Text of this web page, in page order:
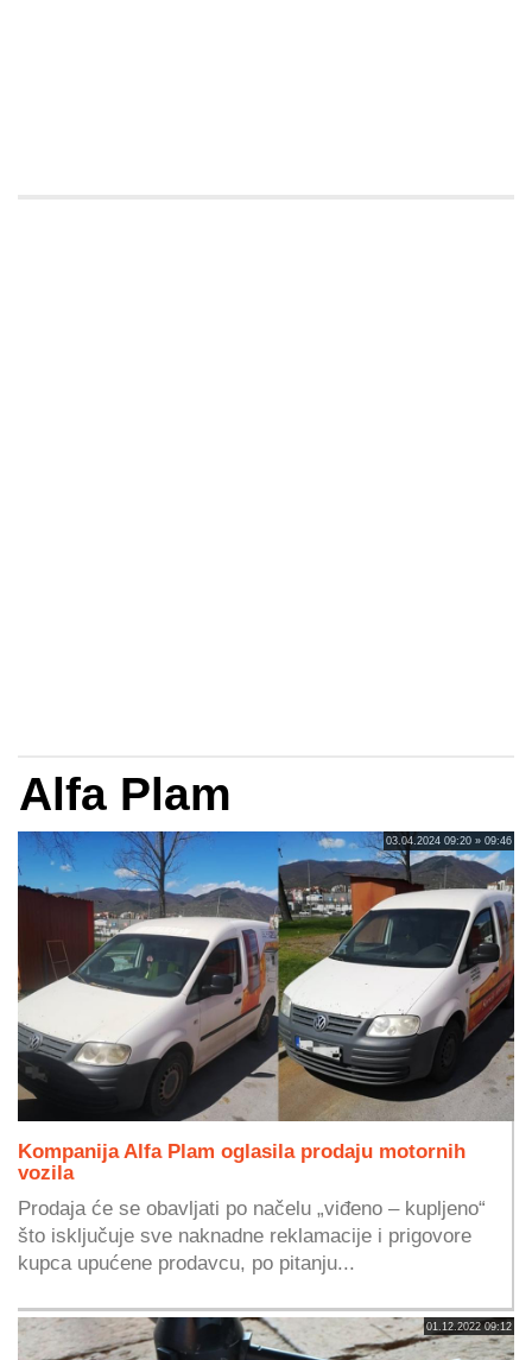
Alfa Plam
03.04.2024 09:20 » 09:46
Kompanija Alfa Plam oglasila prodaju motornih
vozila
Prodaja će se obavljati po načelu „viđeno – kupljeno“
što isključuje sve naknadne reklamacije i prigovore
kupca upućene prodavcu, po pitanju...
01.12.2022 09:12